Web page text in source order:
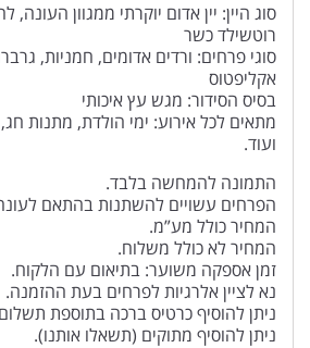
סוג היין: יין אדום יוקרתי ממגוון
רוטשילד כשר
סוגי פרחים: ורדים אדומים, חמניות,
אקליפטוס
בסיס הסידור: מגש עץ איכותי
מתאים לכל אירוע: ימי הולדת, מתנות
ועוד.
התמונה להמחשה בלבד.
הפרחים עשויים להשתנות בהתאם לעונה
המחיר כולל מע”מ.
המחיר לא כולל משלוח.
זמן אספקה משוער: בתיאום עם הלקוח.
נא לציין אלרגיות לפרחים בעת ההזמנה.
ניתן להוסיף כרטיס ברכה בתוספת
ניתן להוסיף מתוקים (תשאלו אותנו).